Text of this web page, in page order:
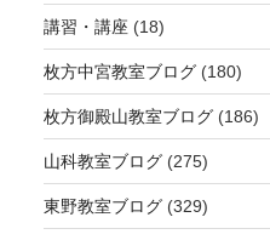
講習・講座 (18)
枚方中宮教室ブログ(180)
枚方御殿山教室ブログ(186)
山科教室ブログ(275)
東野教室ブログ(329)